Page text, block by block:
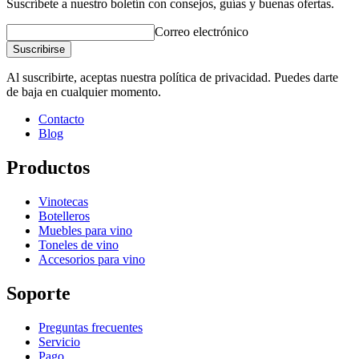
Suscríbete a nuestro boletín con consejos, guías y buenas ofertas.
Correo electrónico
Suscribirse
Al suscribirte, aceptas nuestra política de privacidad. Puedes darte
de baja en cualquier momento.
Contacto
Blog
Productos
Vinotecas
Botelleros
Muebles para vino
Toneles de vino
Accesorios para vino
Soporte
Preguntas frecuentes
Servicio
Pago